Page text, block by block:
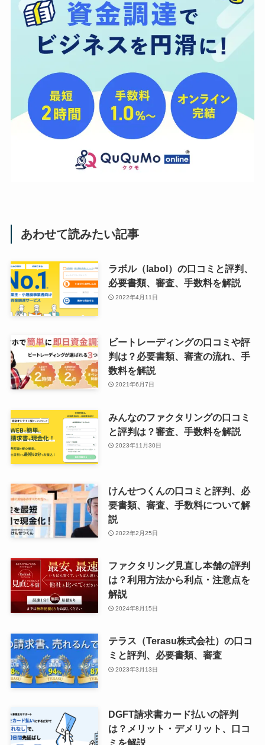
あわせて読みたい記事
ラボル（labol）の口コミと評判、
必要書類、審査、手数料を解説
2022年4月11日
ビートレーディングの口コミや評
判は？必要書類、審査の流れ、手
数料を解説
2021年6月7日
みんなのファクタリングの口コミ
と評判は？審査、手数料を解説
2023年11月30日
けんせつくんの口コミと評判、必
要書類、審査、手数料について解
説
2022年2月25日
ファクタリング見直し本舗の評判
は？利用方法から利点・注意点を
解説
2024年8月15日
テラス（Terasu株式会社）の口コ
ミと評判、必要書類、審査
2023年3月13日
DGFT請求書カード払いの評判
は？メリット・デメリット、口コ
ミを解説